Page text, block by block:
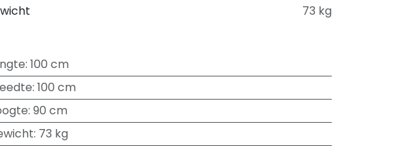
73 kg
: 100 cm
: 100 cm
: 90 cm
: 73 kg